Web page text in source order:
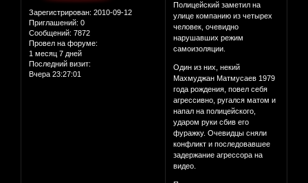
Зарегистрирован: 2010-09-12
Приглашений: 0
Сообщений: 7872
Провел на форуме:
1 месяц 7 дней
Последний визит:
Вчера 23:27:01
Полицейский заметил на
улице компанию из четырех
человек, очевидно
нарушавших режим
самоизоляции.
Один из них, некий
Махмуджан Матмусаев 1979
года рождения, повел себя
агрессивно, ругался матом и
напал на полицейского,
ударом руки сбив его
фуражку. Очевидцы сняли
конфликт и последовавшее
задержание агрессора на
видео.